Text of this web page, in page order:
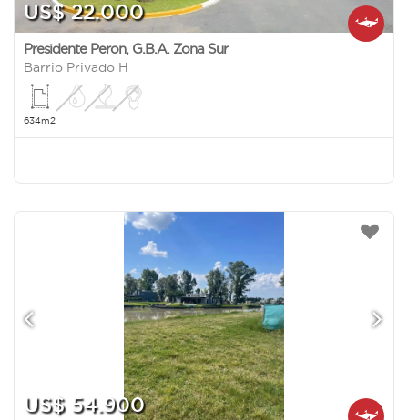
US$ 22.000
Presidente Peron, G.B.A. Zona Sur
Barrio Privado H
634m2
US$ 54.900